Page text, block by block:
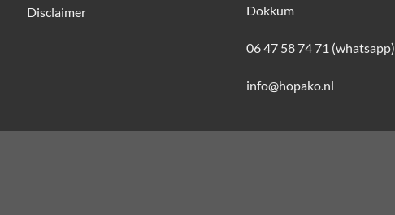
Disclaimer
Dokkum
06 47 58 74 71 (whatsapp)
info@hopako.nl